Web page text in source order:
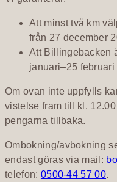
Att minst två km
från 27 december
Att Billingebacken
januari–25 februari
Om ovan inte uppfylls
vistelse fram till kl.
pengarna tillbaka.
Ombokning/avbokning
endast göras via mail:
telefon: 0500-44 57 00.